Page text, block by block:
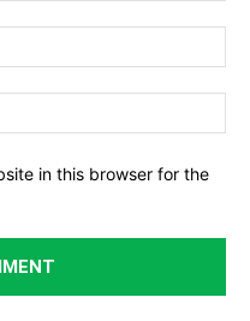
in this browser for the